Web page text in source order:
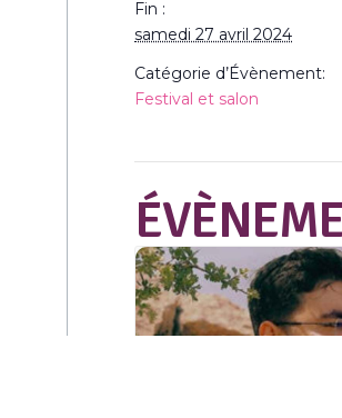
Fin :
samedi 27 avril 2024
Catégorie d’Évènement:
Festival et salon